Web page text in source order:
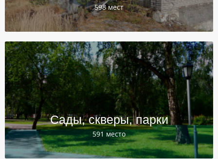
598 мест
Сады, скверы, парки
591 место